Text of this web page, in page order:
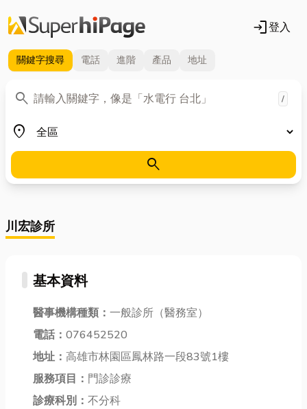
login登入
關鍵字搜尋 電話 進階 產品 地址
search
關鍵字 /
place
地區
search
川宏診所
基本資料
醫事機構種類： 一般診所（醫務室）
電話： 076452520
地址： 高雄市林園區鳳林路一段83號1樓
服務項目： 門診診療
診療科別： 不分科